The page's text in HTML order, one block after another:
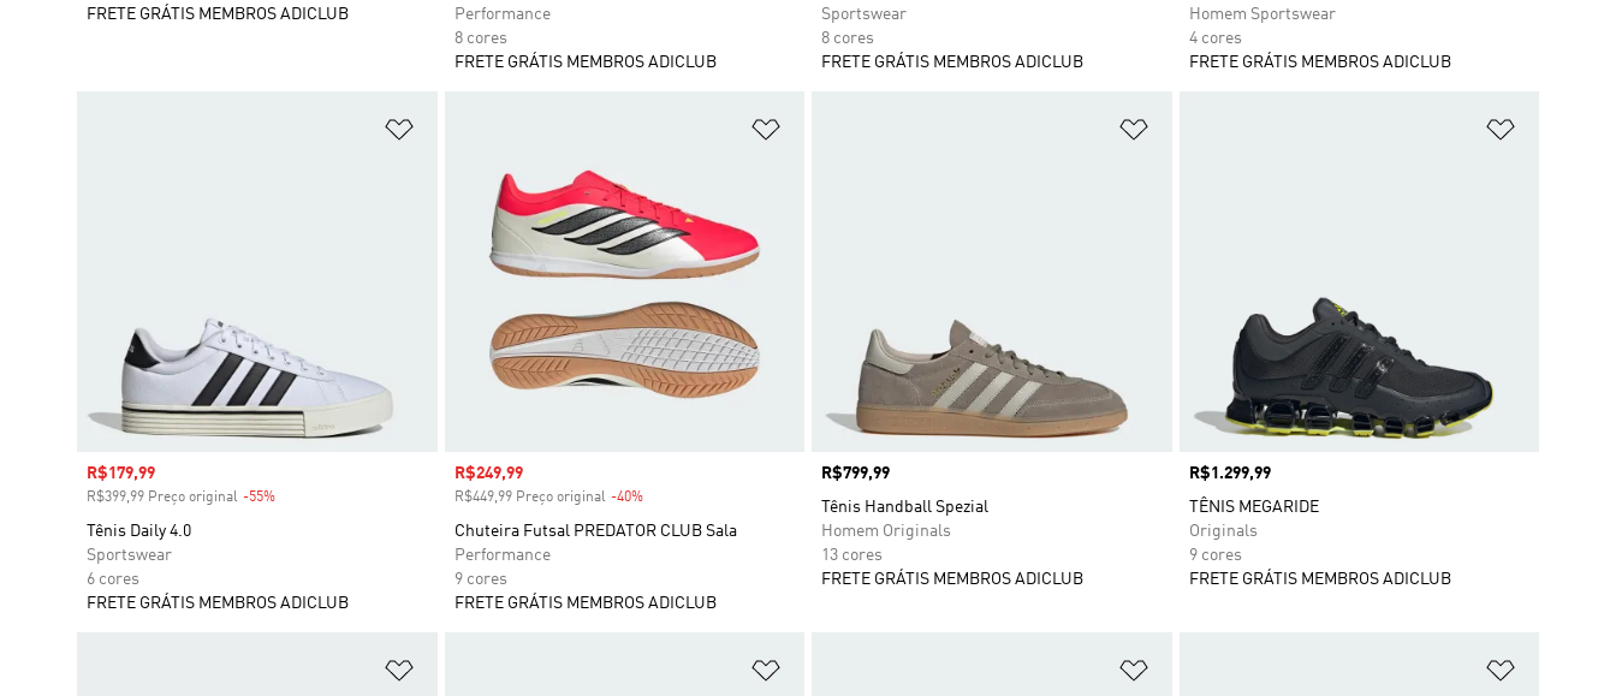
FRETE GRÁTIS MEMBROS ADICLUB
Performance
8 cores
FRETE GRÁTIS MEMBROS ADICLUB
Sportswear
8 cores
FRETE GRÁTIS MEMBROS ADICLUB
Homem Sportswear
4 cores
FRETE GRÁTIS MEMBROS ADICLUB
Preço com desconto
R$179,99
R$399,99 Preço original -55%
Tênis Daily 4.0
Sportswear
6 cores
FRETE GRÁTIS MEMBROS ADICLUB
Preço com desconto
R$249,99
R$449,99 Preço original -40%Desconto
Chuteira Futsal PREDATOR CLUB Sala
Performance
9 cores
FRETE GRÁTIS MEMBROS ADICLUB
Preço
R$799,99
Tênis Handball Spezial
Homem Originals
13 cores
FRETE GRÁTIS MEMBROS ADICLUB
Preço
R$1.299,99
TÊNIS MEGARIDE
Originals
9 cores
FRETE GRÁTIS MEMBROS ADICLUB